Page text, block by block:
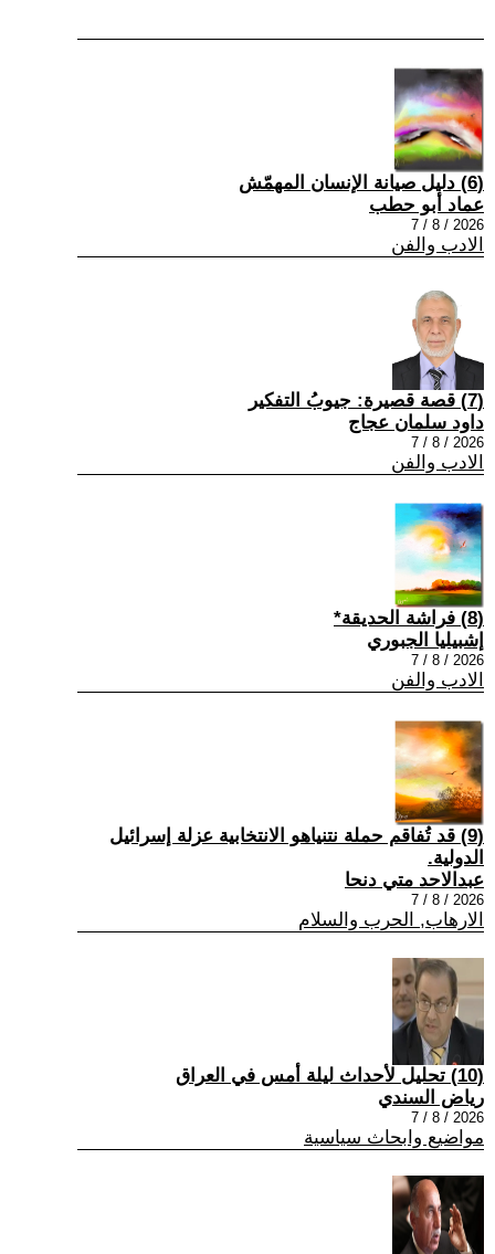
(6) دليل صيانة الإنسان المهمّش
عماد أبو حطب
2026 / 8 / 7
الادب والفن
(7) قصة قصيرة: جيوبُ التفكير
داود سلمان عجاج
2026 / 8 / 7
الادب والفن
(8) فراشة الحديقة*
إشبيليا الجبوري
2026 / 8 / 7
الادب والفن
(9) قد تُفاقم حملة نتنياهو الانتخابية عزلة إسرائيل
الدولية.
عبدالاحد متي دنحا
2026 / 8 / 7
الارهاب, الحرب والسلام
(10) تحليل لأحداث ليلة أمس في العراق
رياض السندي
2026 / 8 / 7
مواضيع وابحاث سياسية